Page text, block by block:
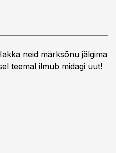
neid märksõnu jälgima
teemal ilmub midagi uut!